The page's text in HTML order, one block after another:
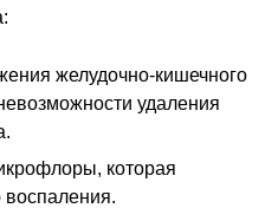
желудочно-кишечного
удаления
которая
воспаления.